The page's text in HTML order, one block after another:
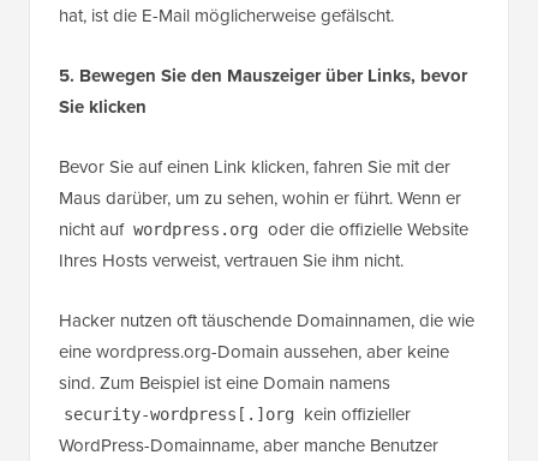
hat, ist die E-Mail möglicherweise gefälscht.
5. Bewegen Sie den Mauszeiger über Links, bevor
Sie klicken
Bevor Sie auf einen Link klicken, fahren Sie mit der
Maus darüber, um zu sehen, wohin er führt. Wenn er
nicht auf wordpress.org oder die offizielle Website
Ihres Hosts verweist, vertrauen Sie ihm nicht.
Hacker nutzen oft täuschende Domainnamen, die wie
eine wordpress.org-Domain aussehen, aber keine
sind. Zum Beispiel ist eine Domain namens
security-wordpress[.]org
kein offizieller
WordPress-Domainname, aber manche Benutzer